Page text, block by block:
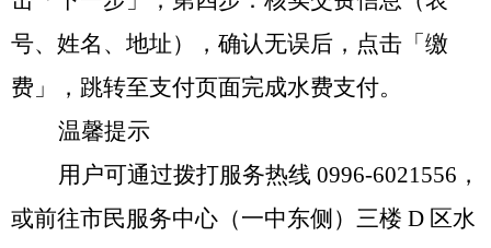
号、姓名、地址），确认无误后，点击「缴
费」，跳转至支付页面完成水费支付。
温馨提示
用户可通过拨打服务热线 0996-6021556 ，
或前往市民服务中心（一中东侧）三楼 D 区水